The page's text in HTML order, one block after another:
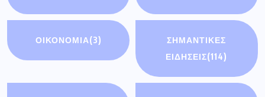
ΟΙΚΟΝΟΜΊΑ(3)
ΣΗΜΑΝΤΙΚΈΣ
ΕΙΔΉΣΕΙΣ(114)